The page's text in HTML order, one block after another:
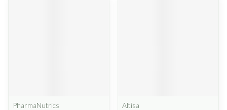
PharmaNutrics
Altisa